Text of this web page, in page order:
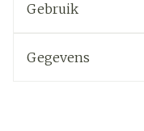
Gebruik
Gegevens